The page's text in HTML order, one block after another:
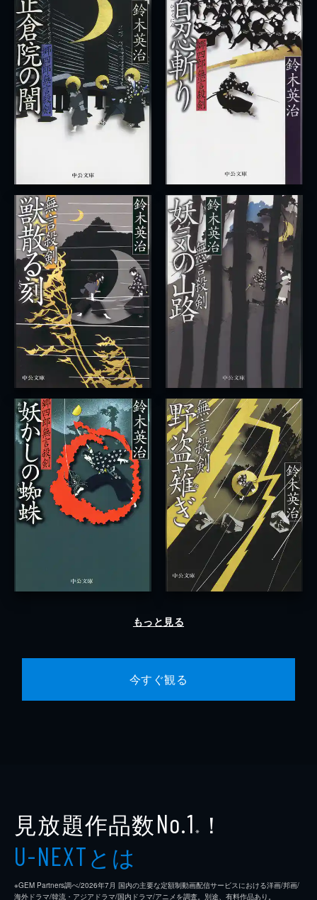
もっと見る
今すぐ観る
見放題作品数No.1 ※ ！
U-NEXTとは
※GEM Partners調べ/2026年7⽉ 国内の主要な定額制動画配信サービスにおける洋画/邦画/
海外ドラマ/韓流・アジアドラマ/国内ドラマ/アニメを調査。別途、有料作品あり。